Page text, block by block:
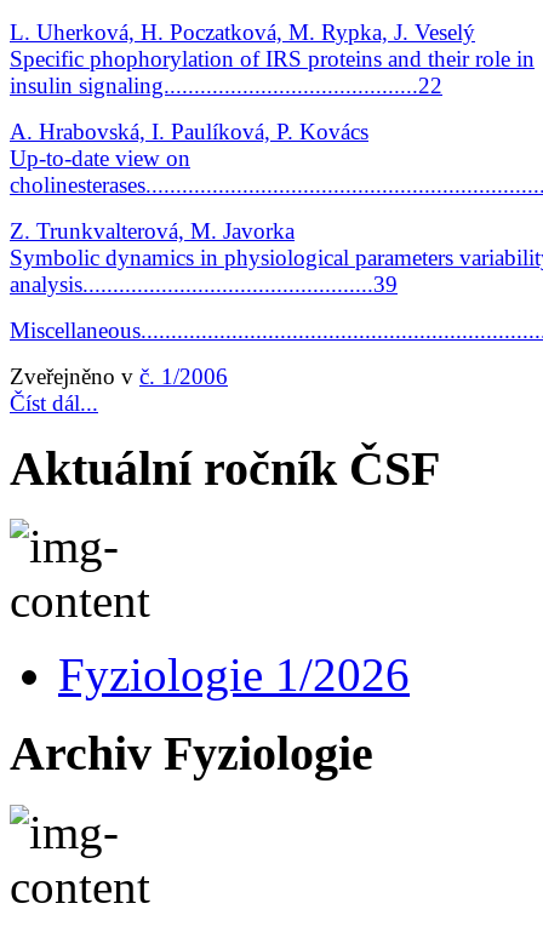
L. Uherková, H. Poczatková, M. Rypka, J. Veselý
Specific phophorylation of IRS proteins and their role in
insulin signaling..........................................22
A. Hrabovská, I. Paulíková, P. Kovács
Up-to-date view on
Z. Trunkvalterová, M. Javorka
Symbolic dynamics in physiological parameters
analysis................................................39
Zveřejněno v č. 1/2006
Číst dál...
Aktuální ročník ČSF
Fyziologie 1/2026
Archiv Fyziologie